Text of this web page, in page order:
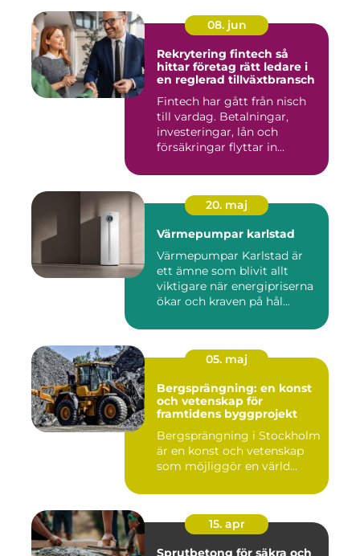
08. jun
Rekrytering fintech så
hittar företag rätt ledare i
en reglerad tillväxtbransch
Fintech har gått från nisch
till vardag. Betalningar,
investeringar, lån och
försäkringar flyttar in...
20. maj
Värmepumpar karlstad
Värmepumpar Karlstad är
ett ämne som blivit allt
viktigare när energipriserna
ökar och kraven på hål...
05. maj
Bergsprängning: en konst
och vetenskap för
framtidens byggprojekt
Bergsprängning i Stockholm
är en konst och vetenskap
som möjliggör en värld...
15. apr
Sprutbetong för säkra och